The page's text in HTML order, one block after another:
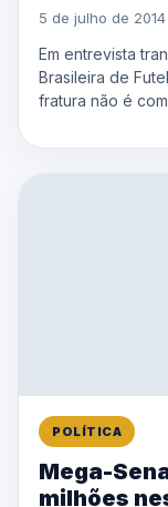
5 de julho de
Em entrevista
Brasileira de
fratura não é
POLÍTICA
Mega-
milhões